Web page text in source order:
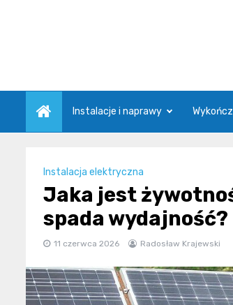
Instalacje i naprawy
Instalacja elektryczna
Jaka jest
spada wydajność?
11 czerwca 2026 Radosław Krajewski